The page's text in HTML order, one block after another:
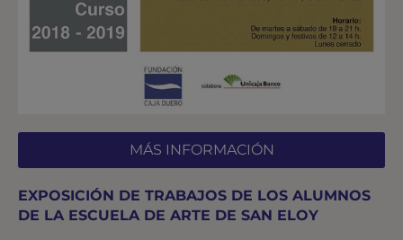
MÁS INFORMACIÓN
EXPOSICIÓN DE TRABAJOS DE LOS ALUMNOS
DE LA ESCUELA DE ARTE DE SAN ELOY